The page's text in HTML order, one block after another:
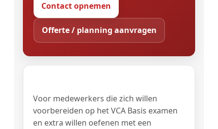
Contact opnemen
Offerte / planning aanvragen
Voor medewerkers die zich willen
voorbereiden op het VCA Basis examen
en extra willen oefenen met een